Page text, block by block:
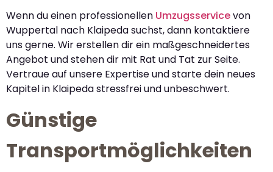
Wenn du einen professionellen Umzugsservicevon
Wuppertal nach Klaipeda suchst, dann kontaktiere
uns gerne. Wir erstellen dir ein maßgeschneidertes
Angebot und stehen dir mit Rat und Tat zur Seite.
Vertraue auf unsere Expertise und starte dein neues
Kapitel in Klaipeda stressfrei und unbeschwert.
Günstige
Transportmöglichkeiten